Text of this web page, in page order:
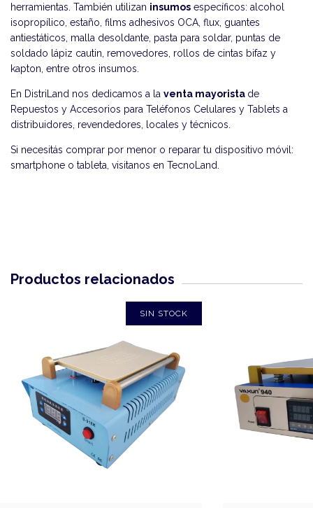
herramientas. También utilizan insumos específicos: alcohol
isopropílico, estaño, films adhesivos OCA, flux, guantes
antiestáticos, malla desoldante, pasta para soldar, puntas de
soldado lápiz cautin, removedores, rollos de cintas bifaz y
kapton, entre otros insumos.
En DistriLand nos dedicamos a la venta mayorista de
Repuestos y Accesorios para Teléfonos Celulares y Tablets a
distribuidores, revendedores, locales y técnicos.
Si necesitás comprar por menor o reparar tu dispositivo móvil:
smartphone o tableta, visitanos en TecnoLand
Productos relacionados
SIN STOCK